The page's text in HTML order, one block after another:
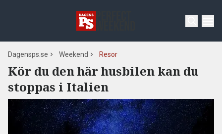
Dagensps.se Weekend Resor
Kör du den här husbilen kan du
stoppas i Italien